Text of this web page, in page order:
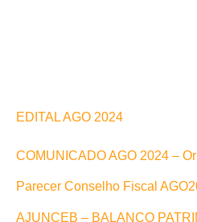
EDITAL AGO 2024
COMUNICADO AGO 2024 –
Parecer Conselho Fiscal
AJUNCEB – BALANCO